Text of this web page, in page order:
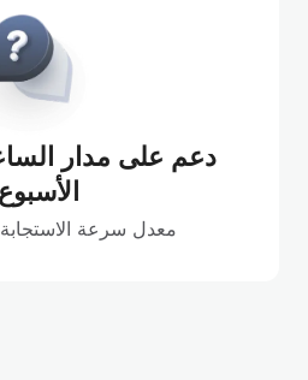
دعم على مدار
الأسبوع
معدل سرعة الاستجابة هي 29